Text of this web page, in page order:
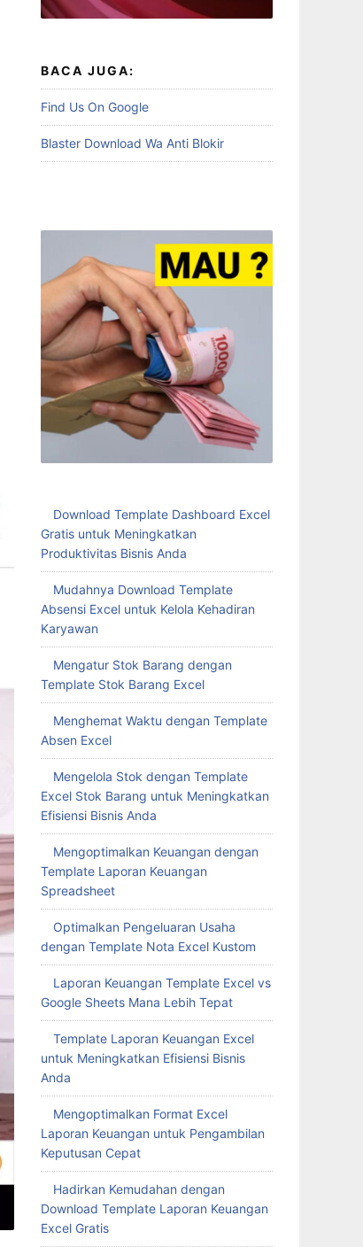
BACA JUGA:
Find Us On Google
Blaster Download Wa Anti Blokir
Download Template Dashboard Excel
Gratis untuk Meningkatkan
Produktivitas Bisnis Anda
Mudahnya Download Template
Absensi Excel untuk Kelola Kehadiran
Karyawan
Mengatur Stok Barang dengan
Template Stok Barang Excel
Menghemat Waktu dengan Template
Absen Excel
Mengelola Stok dengan Template
Excel Stok Barang untuk Meningkatkan
Efisiensi Bisnis Anda
Mengoptimalkan Keuangan dengan
Template Laporan Keuangan
Spreadsheet
Optimalkan Pengeluaran Usaha
dengan Template Nota Excel Kustom
Laporan Keuangan Template Excel vs
Google Sheets Mana Lebih Tepat
Template Laporan Keuangan Excel
untuk Meningkatkan Efisiensi Bisnis
Anda
Mengoptimalkan Format Excel
Laporan Keuangan untuk Pengambilan
Keputusan Cepat
Hadirkan Kemudahan dengan
Download Template Laporan Keuangan
Excel Gratis